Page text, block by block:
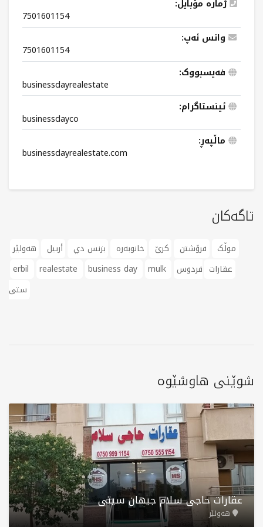
ژمارە مۆبایل:
7501601154
واتس ئەپ:
7501601154
فەیسبووک:
businessdayrealestate
ئینستاگرام:
businessdayco
ماڵپەڕ:
businessdayrealestate.com
تاگەکان
موڵک فرۆشتن کرێ خانوبەرە بزنس دي أربيل
هەولێر
erbil
realestate business day mulk عقارات فردوس
ستی
شوێنی هاوشێوە
عقارات حاجی سلام جیهان سیتی
هەولێر